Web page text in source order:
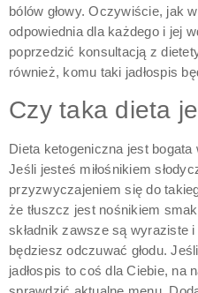
bólów głowy. Oczywiście, jak
odpowiednia dla każdego i jej
poprzedzić konsultacją z
również, komu taki jadłospis
Czy taka dieta
Dieta ketogeniczna jest bogata
Jeśli jesteś miłośnikiem
przyzwyczajeniem się do
że tłuszcz jest nośnikiem
składnik zawsze są wyraziste
będziesz odczuwać głodu.
jadłospis to coś dla Ciebie, na